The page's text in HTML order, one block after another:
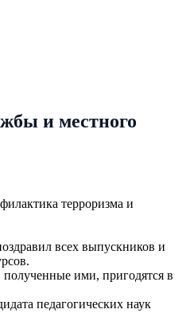
и местного
терроризма и
всех выпускников и
полученные ими, пригодятся в
педагогических наук